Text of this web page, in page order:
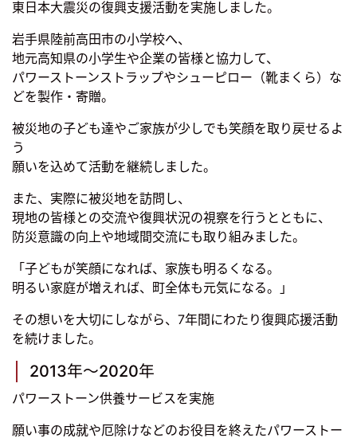
東日本大震災の復興支援活動を実施しました。
岩手県陸前高田市の小学校へ、
地元高知県の小学生や企業の皆様と協力して、
パワーストーンストラップやシューピロー（靴まくら）な
どを製作・寄贈。
被災地の子ども達やご家族が少しでも笑顔を取り戻せるよ
う
願いを込めて活動を継続しました。
また、実際に被災地を訪問し、
現地の皆様との交流や復興状況の視察を行うとともに、
防災意識の向上や地域間交流にも取り組みました。
「子どもが笑顔になれば、家族も明るくなる。
明るい家庭が増えれば、町全体も元気になる。」
その想いを大切にしながら、7年間にわたり復興応援活動
を続けました。
2013年～2020年
パワーストーン供養サービスを実施
願い事の成就や厄除けなどのお役目を終えたパワーストー